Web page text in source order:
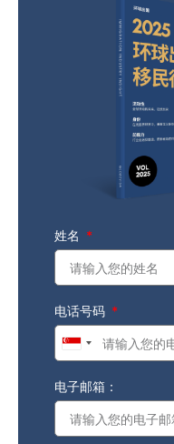
姓名
电话号码
Singapore
电子邮箱：